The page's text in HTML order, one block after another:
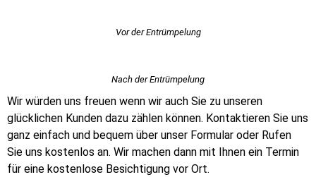
Vor der Entrümpelung
Nach der Entrümpelung
Wir würden uns freuen wenn wir auch Sie zu unseren
glücklichen Kunden dazu zählen können. Kontaktieren Sie uns
ganz einfach und bequem über unser Formular oder Rufen
Sie uns kostenlos an. Wir machen dann mit Ihnen ein Termin
für eine kostenlose Besichtigung vor Ort.